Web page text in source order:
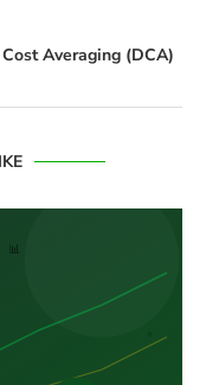
Averaging (DCA)